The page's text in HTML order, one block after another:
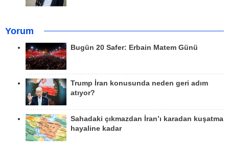
Yorum
Bugün 20 Safer: Erbain Matem Günü
Trump İran konusunda neden geri adım
atıyor?
Sahadaki çıkmazdan İran’ı karadan kuşatma
hayaline kadar